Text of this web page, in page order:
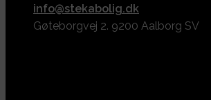
info@stekabolig.dk
Gøteborgvej 2. 9200 Aalborg SV